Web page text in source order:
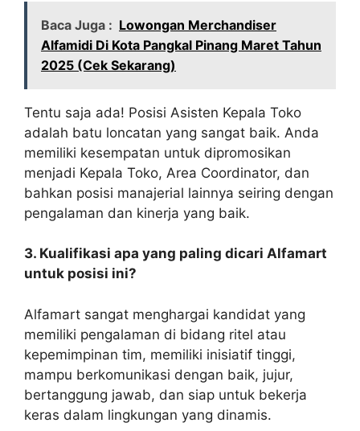
Baca Juga : Lowongan Merchandiser
Alfamidi Di Kota Pangkal Pinang Maret Tahun
2025 (Cek Sekarang)
Tentu saja ada! Posisi Asisten Kepala Toko
adalah batu loncatan yang sangat baik. Anda
memiliki kesempatan untuk dipromosikan
menjadi Kepala Toko, Area Coordinator, dan
bahkan posisi manajerial lainnya seiring dengan
pengalaman dan kinerja yang baik.
3. Kualifikasi apa yang paling dicari Alfamart
untuk posisi ini?
Alfamart sangat menghargai kandidat yang
memiliki pengalaman di bidang ritel atau
kepemimpinan tim, memiliki inisiatif tinggi,
mampu berkomunikasi dengan baik, jujur,
bertanggung jawab, dan siap untuk bekerja
keras dalam lingkungan yang dinamis.